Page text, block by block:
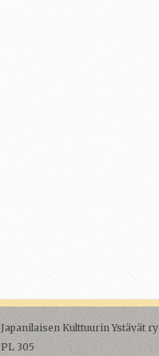
Japanilaisen Kulttuurin Ystävät ry
PL 305